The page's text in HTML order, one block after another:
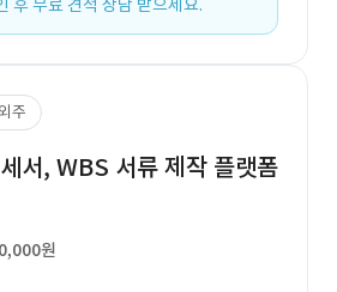
후 무료 견적 상담 받으세요.
주
서, WBS 서류 제작 플랫폼
원